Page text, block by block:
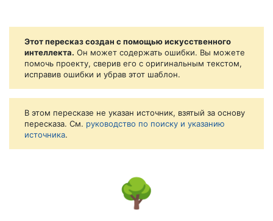
Этот пересказ создан с помощью искусственного
интеллекта. Он может содержать ошибки. Вы можете
помочь проекту, сверив его с оригинальным текстом,
исправив ошибки и убрав этот шаблон.
В этом пересказе не указан источник, взятый за основу
пересказа. См. руководство по поиску и указанию
источника.
🌳